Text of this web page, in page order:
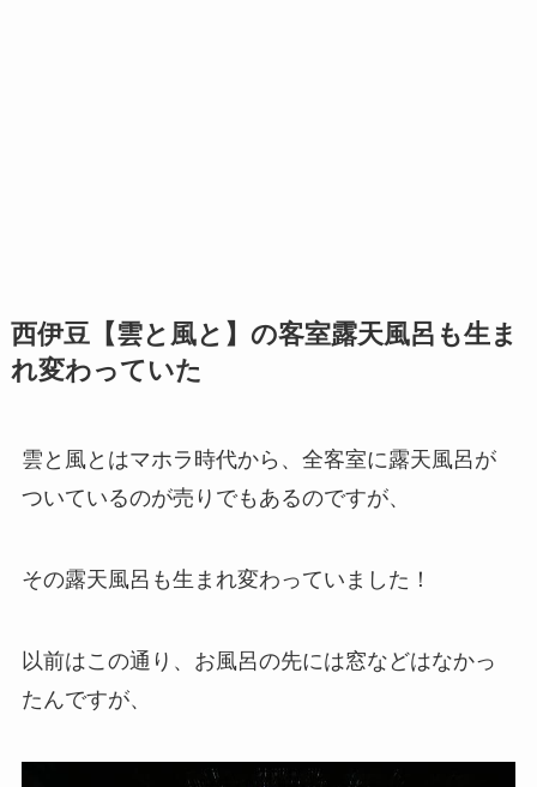
西伊豆【雲と風と】の客室露天風呂も生ま
れ変わっていた
雲と風とはマホラ時代から、全客室に露天風呂が
ついているのが売りでもあるのですが、
その露天風呂も生まれ変わっていました！
以前はこの通り、お風呂の先には窓などはなかっ
たんですが、